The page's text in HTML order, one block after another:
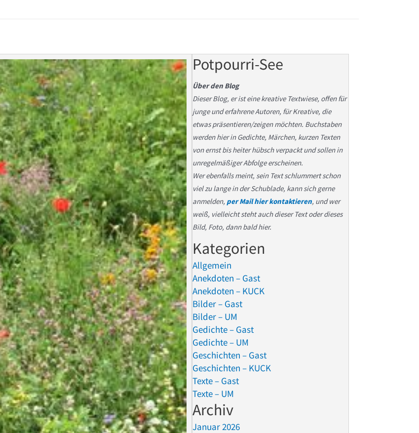
Potpourri-See
Über den Blog
Dieser Blog, er ist eine kreative Textwiese, offen für
junge und erfahrene Autoren, für Kreative, die
etwas präsentieren/zeigen möchten. Buchstaben
werden hier in Gedichte, Märchen, kurzen Texten
von ernst bis heiter hübsch verpackt und sollen in
unregelmäßiger Abfolge erscheinen.
Wer ebenfalls meint, sein Text schlummert schon
viel zu lange in der Schublade, kann sich gerne
anmelden, per Mail hier kontaktieren, und wer
weiß, vielleicht steht auch dieser Text oder dieses
Bild, Foto, dann bald hier.
Kategorien
Allgemein
Anekdoten – Gast
Anekdoten – KUCK
Bilder – Gast
Bilder – UM
Gedichte – Gast
Gedichte – UM
Geschichten – Gast
Geschichten – KUCK
Texte – Gast
Texte – UM
Archiv
Januar 2026